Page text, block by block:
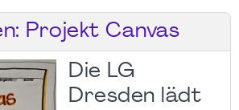
Projekt Canvas
Die LG
Dresden lädt